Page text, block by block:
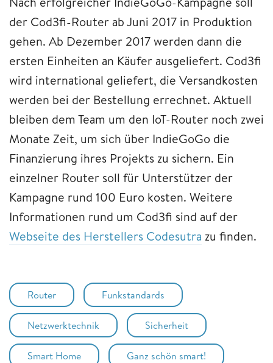
der Cod3fi-Router ab Juni 2017 in Produktion
gehen. Ab Dezember 2017 werden dann die
ersten Einheiten an Käufer ausgeliefert. Cod3fi
wird international geliefert, die Versandkosten
werden bei der Bestellung errechnet. Aktuell
bleiben dem Team um den IoT-Router noch zwei
Monate Zeit, um sich über IndieGoGo die
Finanzierung ihres Projekts zu sichern. Ein
einzelner Router soll für Unterstützer der
Kampagne rund 100 Euro kosten. Weitere
Informationen rund um Cod3fi sind auf der
Webseite des Herstellers Codesutra zu finden.
Router Funkstandards
Netzwerktechnik Sicherheit
Smart Home Ganz schön smart!